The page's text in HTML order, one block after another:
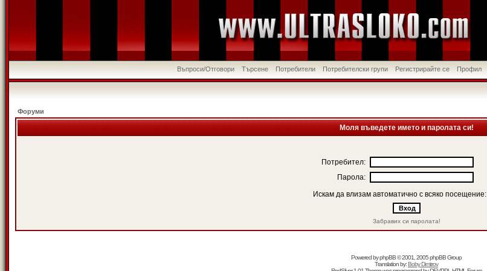
Въпроси/Отговори Търсене Потребители Потребителски групи Регистрирайте се Профил
Форуми
Моля въведете името и паролата си!
Потребител:
Парола:
Искам да влизам автоматично с всяко посещение:
Забравих си паролата!
Powered byphpBB© 2001, 2005 phpBB Group
Translation by:Boby Dimitrov